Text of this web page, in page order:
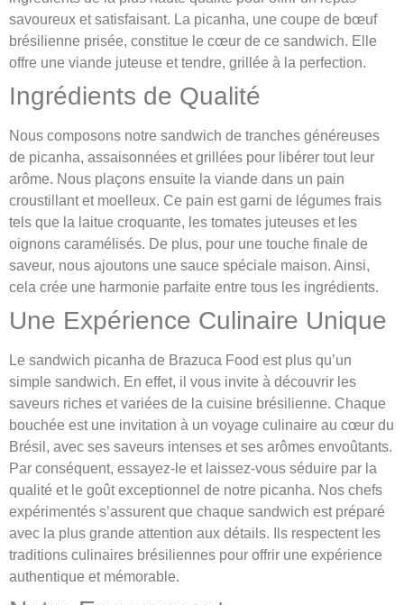
savoureux et satisfaisant. La picanha, une coupe de bœuf
brésilienne prisée, constitue le cœur de ce sandwich. Elle
offre une viande juteuse et tendre, grillée à la perfection.
Ingrédients de Qualité
Nous composons notre sandwich de tranches généreuses
de picanha, assaisonnées et grillées pour libérer tout leur
arôme. Nous plaçons ensuite la viande dans un pain
croustillant et moelleux. Ce pain est garni de légumes frais
tels que la laitue croquante, les tomates juteuses et les
oignons caramélisés. De plus, pour une touche finale de
saveur, nous ajoutons une sauce spéciale maison. Ainsi,
cela crée une harmonie parfaite entre tous les ingrédients.
Une Expérience Culinaire Unique
Le sandwich picanha de Brazuca Food est plus qu’un
simple sandwich. En effet, il vous invite à découvrir les
saveurs riches et variées de la cuisine brésilienne. Chaque
bouchée est une invitation à un voyage culinaire au cœur du
Brésil, avec ses saveurs intenses et ses arômes envoûtants.
Par conséquent, essayez-le et laissez-vous séduire par la
qualité et le goût exceptionnel de notre picanha. Nos chefs
expérimentés s’assurent que chaque sandwich est préparé
avec la plus grande attention aux détails. Ils respectent les
traditions culinaires brésiliennes pour offrir une expérience
authentique et mémorable.